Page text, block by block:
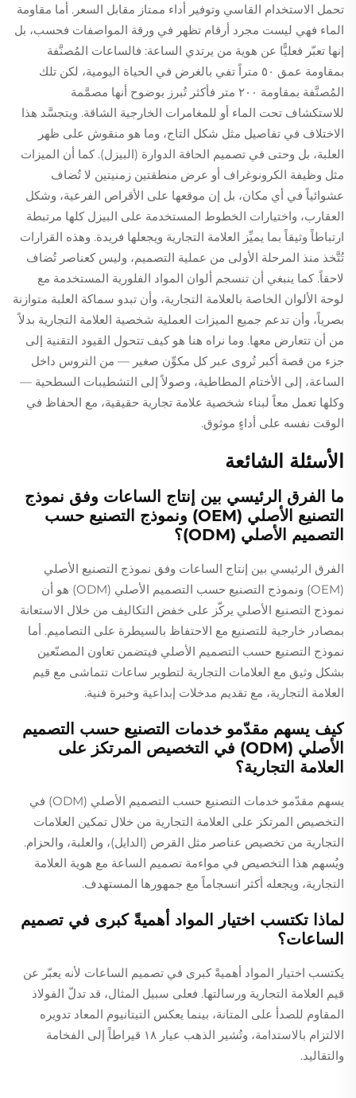
تحمل الاستخدام القاسي وتوفير أداء ممتاز مقابل السعر. أما مقاومة
الماء فهي ليست مجرد أرقام تظهر في ورقة المواصفات فحسب، بل
إنها تعبّر فعليًّا عن هوية من يرتدي الساعة: فالساعات المُصنَّفة
بمقاومة عمق ٥٠ متراً تفي بالغرض في الحياة اليومية، لكن تلك
المُصنَّفة بمقاومة ٢٠٠ متر فأكثر تُبرز بوضوح أنها مصمَّمة
للاستكشاف تحت الماء أو للمغامرات الخارجية الشاقة. ويتجسَّد هذا
الاختلاف في تفاصيل مثل شكل التاج، وما هو منقوش على ظهر
العلبة، بل وحتى في تصميم الحافة الدوارة (البيزل). كما أن الميزات
مثل وظيفة الكرونوغراف أو عرض منطقتين زمنيتين لا تُضاف
عشوائياً في أي مكان، بل إن موقعها على الأقراص الفرعية، وشكل
العقارب، واختيارات الخطوط المستخدمة على البيزل كلها مرتبطة
ارتباطاً وثيقاً بما يميِّز العلامة التجارية ويجعلها فريدة. وهذه القرارات
تُتَّخذ منذ المرحلة الأولى من عملية التصميم، وليس كعناصر تُضاف
لاحقاً. كما ينبغي أن تنسجم ألوان المواد الفلورية المستخدمة مع
لوحة الألوان الخاصة بالعلامة التجارية، وأن تبدو سماكة العلبة متوازنة
بصرياً، وأن تدعم جميع الميزات العملية شخصية العلامة التجارية بدلاً
من أن تتعارض معها. وما نراه هنا هو كيف تتحول القيود التقنية إلى
جزء من قصة أكبر تُروى عبر كل مكوِّن صغير — من التروس داخل
الساعة، إلى الأختام المطاطية، وصولاً إلى التشطيبات السطحية —
وكلها تعمل معاً لبناء شخصية علامة تجارية حقيقية، مع الحفاظ في
الوقت نفسه على أداءٍ موثوق.
الأسئلة الشائعة
ما الفرق الرئيسي بين إنتاج الساعات وفق نموذج
التصنيع الأصلي (OEM) ونموذج التصنيع حسب
التصميم الأصلي (ODM)؟
الفرق الرئيسي بين إنتاج الساعات وفق نموذج التصنيع الأصلي
(OEM) ونموذج التصنيع حسب التصميم الأصلي (ODM) هو أن
نموذج التصنيع الأصلي يركّز على خفض التكاليف من خلال الاستعانة
بمصادر خارجية للتصنيع مع الاحتفاظ بالسيطرة على التصاميم. أما
نموذج التصنيع حسب التصميم الأصلي فيتضمن تعاون المصنّعين
بشكل وثيق مع العلامات التجارية لتطوير ساعات تتماشى مع قيم
العلامة التجارية، مع تقديم مدخلات إبداعية وخبرة فنية.
كيف يسهم مقدّمو خدمات التصنيع حسب التصميم
الأصلي (ODM) في التخصيص المرتكز على
العلامة التجارية؟
يسهم مقدّمو خدمات التصنيع حسب التصميم الأصلي (ODM) في
التخصيص المرتكز على العلامة التجارية من خلال تمكين العلامات
التجارية من تخصيص عناصر مثل القرص (الدايل)، والعلبة، والحزام.
ويُسهم هذا التخصيص في مواءمة تصميم الساعة مع هوية العلامة
التجارية، ويجعله أكثر انسجاماً مع جمهورها المستهدف.
لماذا تكتسب اختيار المواد أهميةً كبرى في تصميم
الساعات؟
يكتسب اختيار المواد أهميةً كبرى في تصميم الساعات لأنه يعبّر عن
قيم العلامة التجارية ورسالتها. فعلى سبيل المثال، قد تدلّ الفولاذ
المقاوم للصدأ على المتانة، بينما يعكس التيتانيوم المعاد تدويره
الالتزام بالاستدامة، وتُشير الذهب عيار ١٨ قيراطاً إلى الفخامة
والتقاليد.